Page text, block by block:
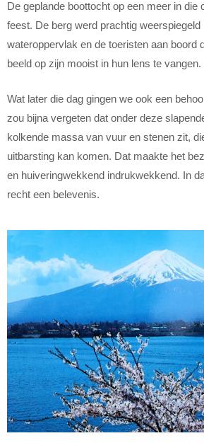
De geplande boottocht op een meer in die
feest. De berg werd prachtig weerspiegeld
wateroppervlak en de toeristen aan boord
beeld op zijn mooist in hun lens te vangen.
Wat later die dag gingen we ook een
zou bijna vergeten dat onder deze
kolkende massa van vuur en stenen zit,
uitbarsting kan komen. Dat maakte het
en huiveringwekkend indrukwekkend. In
recht een belevenis.